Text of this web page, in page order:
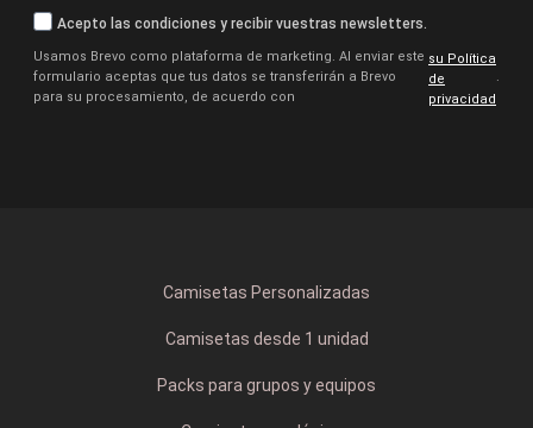
Acepto las condiciones y recibir vuestras newsletters.
Usamos Brevo como plataforma de marketing. Al enviar este
formulario aceptas que tus datos se transferirán a Brevo
para su procesamiento, de acuerdo con
su Política
de
privacidad
.
Camisetas Personalizadas
Camisetas desde 1 unidad
Packs para grupos y equipos